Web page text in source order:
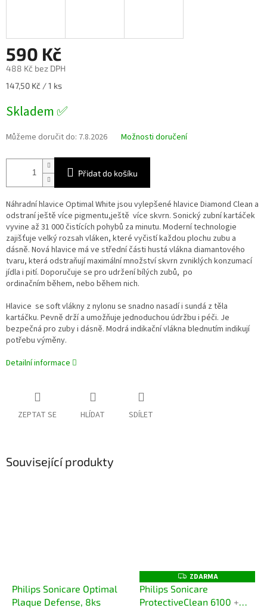
590 Kč
488 Kč bez DPH
Měrná
147,50 Kč / 1 ks
Skladem ✅
Můžeme doručit do: 7.8.2026 Možnosti doručení
Přidat do košíku
Náhradní hlavice Optimal White jsou vylepšené hlavice Diamond Clean a
odstraní ještě více pigmentu,ještě více skvrn. Sonický zubní kartáček
vyvine až 31 000 čistících pohybů za minutu. Moderní technologie
zajišťuje velký rozsah vláken, které vyčistí každou plochu zubu a
dásně. Nová hlavice má ve střední části hustá vlákna diamantového
tvaru, která odstraňují maximální množství skvrn zvniklých konzumací
jídla i pití. Doporučuje se pro udržení bílých zubů, po
ordinačním během, nebo během nich.
Hlavice se soft vlákny z nylonu se snadno nasadí i sundá z těla
kartáčku. Pevně drží a umožňuje jednoduchou údržbu i péči. Je
bezpečná pro zuby i dásně. Modrá indikační vlákna blednutím indikují
potřebu výměny.
Detailní informace
ZEPTAT SE HLÍDAT SDÍLET
Související produkty
Philips Sonicare Optimal
Plaque Defense, 8ks
Z
D
A
R
ZDARMA
Philips Sonicare
ProtectiveClean 6100 +